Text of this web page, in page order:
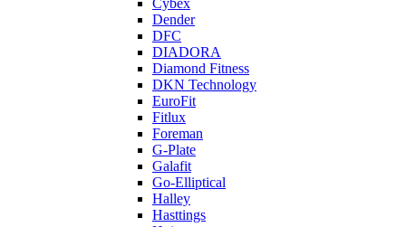
Cybex
Dender
DFC
DIADORA
Diamond Fitness
DKN Technology
EuroFit
Fitlux
Foreman
G-Plate
Galafit
Go-Elliptical
Halley
Hasttings